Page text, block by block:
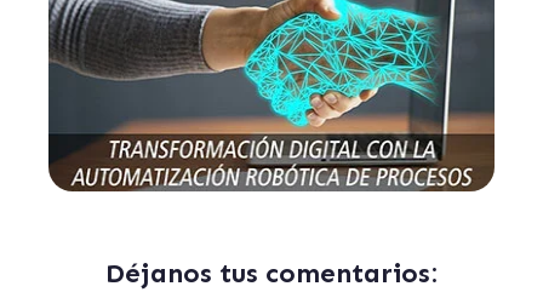
Déjanos tus comentarios: